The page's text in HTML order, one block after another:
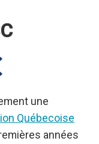
une
Québecoise
années